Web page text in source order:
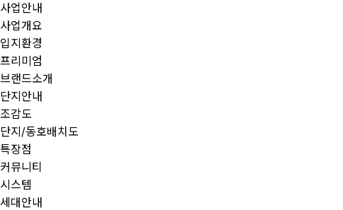
사업안내
사업개요
입지환경
프리미엄
브랜드소개
단지안내
조감도
단지/동호배치도
특장점
커뮤니티
시스템
세대안내